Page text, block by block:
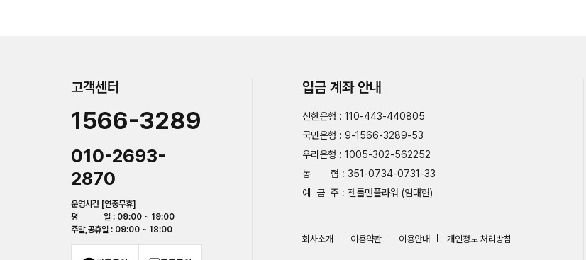
고객센터
1566-3289
010-2693-
2870
운영시간 [연중무휴]
평 일 : 09:00 ~ 19:00
주말,공휴일 : 09:00 ~ 18:00
입금 계좌 안내
신한은행 : 110-443-440805
국민은행 : 9-1566-3289-53
우리은행 : 1005-302-562252
농 협 : 351-0734-0731-33
예 금 주 : 젠틀맨플라워 (임대현)
회사소개 이용약관 이용안내 개인정보 처리방침